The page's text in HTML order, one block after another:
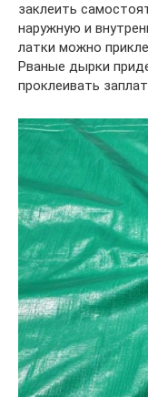
заклеить
наружную и
латки можно
Рваные дырки
проклеивать